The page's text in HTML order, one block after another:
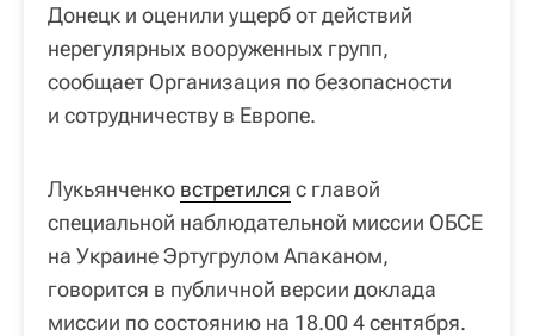
Донецк и оценили ущерб от действий
нерегулярных вооруженных групп,
сообщает Организация по безопасности
и сотрудничеству в Европе.
Лукьянченко встретился с главой
специальной наблюдательной миссии ОБСЕ
на Украине Эртугрулом Апаканом,
говорится в публичной версии доклада
миссии по состоянию на 18.00 4 сентября.